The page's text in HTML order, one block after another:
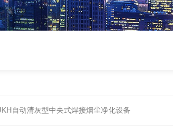
自动清灰型中央式焊接烟尘净化设备